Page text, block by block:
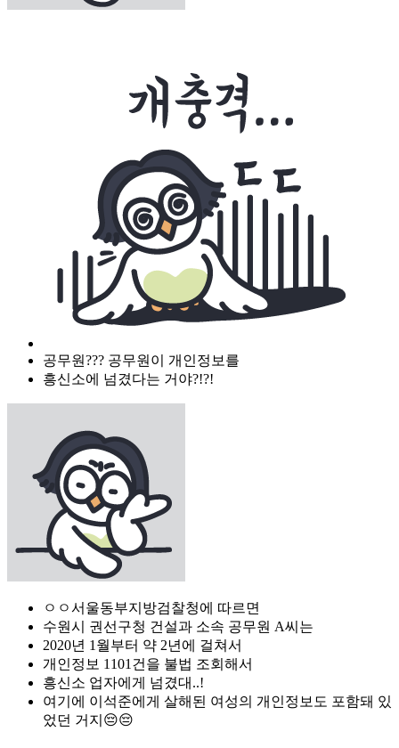
공무원??? 공무원이 개인정보를
흥신소에 넘겼다는 거야?!?!
ㅇㅇ서울동부지방검찰청에 따르면
수원시 권선구청 건설과 소속 공무원 A씨는
2020년 1월부터 약 2년에 걸쳐서
개인정보 1101건을 불법 조회해서
흥신소 업자에게 넘겼대..!
여기에 이석준에게 살해된 여성의 개인정보도 포함돼 있
었던 거지😔😔